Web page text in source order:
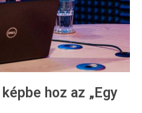
hoz az „Egy